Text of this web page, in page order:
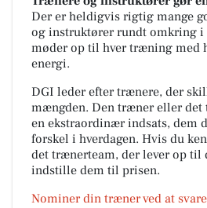
Der er heldigvis rigtig mange
og instruktører rundt omkring i
møder op til hver træning med
energi.
DGI leder efter trænere, der
mængden. Den træner eller det
en ekstraordinær indsats, dem
forskel i hverdagen. Hvis du
det trænerteam, der lever op til
indstille dem til prisen.
Nominer din træner ved at